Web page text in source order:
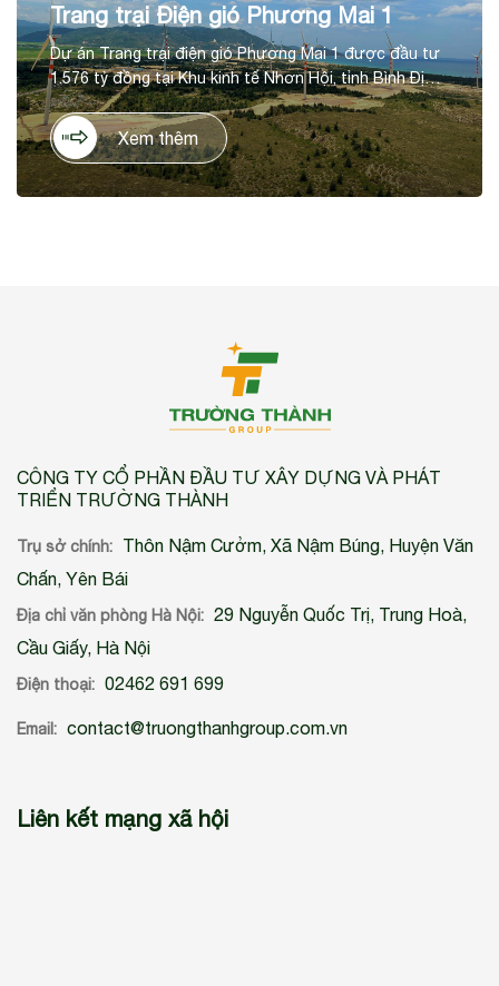
Trang trại Điện gió Phương Mai 1
Dự án Trang trại điện gió Phương Mai 1 được đầu tư
1.576 tỷ đồng tại Khu kinh tế Nhơn Hội, tỉnh Bình Định,
là sự liên kết giữa Trường Thành và CTCP phong điện
Phương Mai, với nhà cung ứng tuabin hàng đầu thế
giới là GE Renewable Energy, thuộc tập đoàn General
Electric. Dự án đánh dấu 1 bước tiến mới của Trường
Thành trong lĩnh vực năng lượng tái tạo, dự kiến sẽ
Xem thêm
CÔNG TY CỔ PHẦN ĐẦU TƯ XÂY DỰNG VÀ PHÁT
TRIỂN TRƯỜNG THÀNH
Trụ sở chính:
Thôn Nậm Cưởm, Xã Nậm Búng, Huyện Văn
Chấn, Yên Bái
Địa chỉ văn phòng Hà Nội: 29 Nguyễn Quốc Trị, Trung Hoà,
Cầu Giấy, Hà Nội
Điện thoại: 02462 691 699
Email: contact@truongthanhgroup.com.vn
Liên kết mạng xã hội